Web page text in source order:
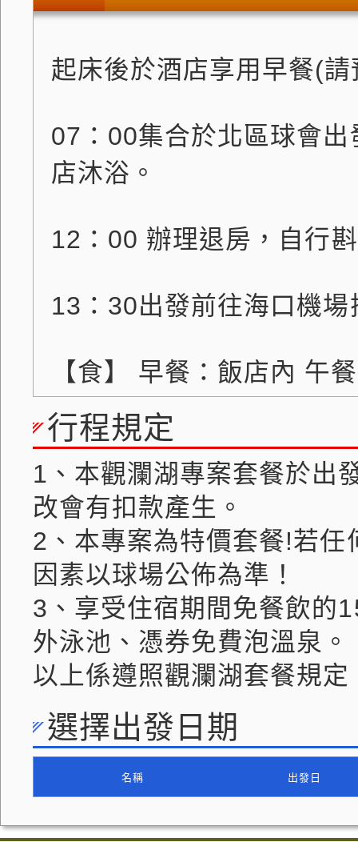
起床後於酒店享用早餐(
07：00集合於北區球會
店沐浴。
12：00 辦理退房，自行
13：30出發前往海口機
【食】 早餐：飯店內 午
行程規定
1、本觀瀾湖專案套餐於出
改會有扣款產生。
2、本專案為特價套餐!若
因素以球場公佈為準！
3、享受住宿期間免餐飲的
外泳池、憑券免費泡溫泉。
以上係遵照觀瀾湖套餐規
選擇出發日期
名稱 出發日